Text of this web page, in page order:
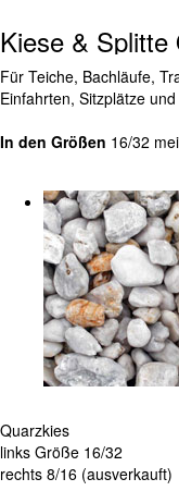
Kiese & Splitte
Für Teiche, Bachläufe,
Einfahrten, Sitzplätze
In den Größen 16/32
Quarzkies
links Größe 16/32
rechts 8/16 (ausverkauft)